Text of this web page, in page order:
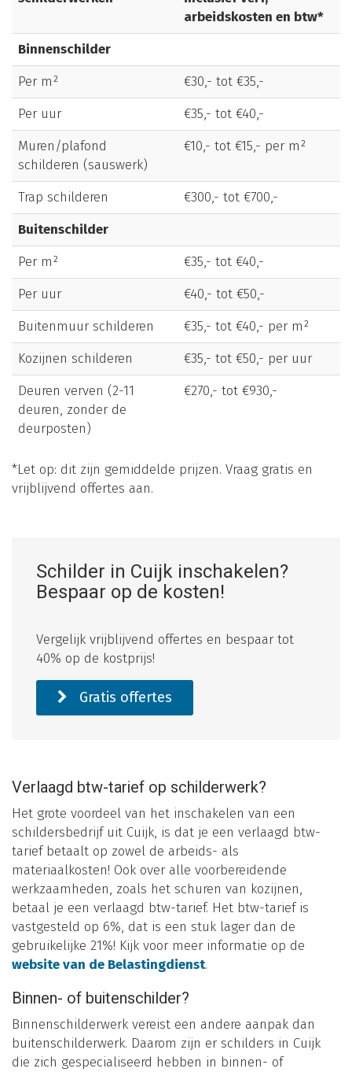
arbeidskosten en btw*
Binnenschilder
Per m²
€30,- tot €35,-
Per uur
€35,- tot €40,-
Muren/plafond
schilderen (sauswerk)
€10,- tot €15,- per m²
Trap schilderen
€300,- tot €700,-
Buitenschilder
Per m²
€35,- tot €40,-
Per uur
€40,- tot €50,-
Buitenmuur schilderen
€35,- tot €40,- per m²
Kozijnen schilderen
€35,- tot €50,- per uur
Deuren verven (2-11
deuren, zonder de
deurposten)
€270,- tot €930,-
*Let op: dit zijn gemiddelde prijzen. Vraag gratis en
vrijblijvend offertes aan.
Schilder in Cuijk inschakelen?
Bespaar op de kosten!
Vergelijk vrijblijvend offertes en bespaar tot
40% op de kostprijs!
Gratis offertes
Verlaagd btw-tarief op schilderwerk?
Het grote voordeel van het inschakelen van een
schildersbedrijf uit Cuijk, is dat je een verlaagd btw-
tarief betaalt op zowel de arbeids- als
materiaalkosten! Ook over alle voorbereidende
werkzaamheden, zoals het schuren van kozijnen,
betaal je een verlaagd btw-tarief. Het btw-tarief is
vastgesteld op 6%, dat is een stuk lager dan de
gebruikelijke 21%! Kijk voor meer informatie op de
website van de Belastingdienst.
Binnen- of buitenschilder?
Binnenschilderwerk vereist een andere aanpak dan
buitenschilderwerk. Daarom zijn er schilders in Cuijk
die zich gespecialiseerd hebben in binnen- of